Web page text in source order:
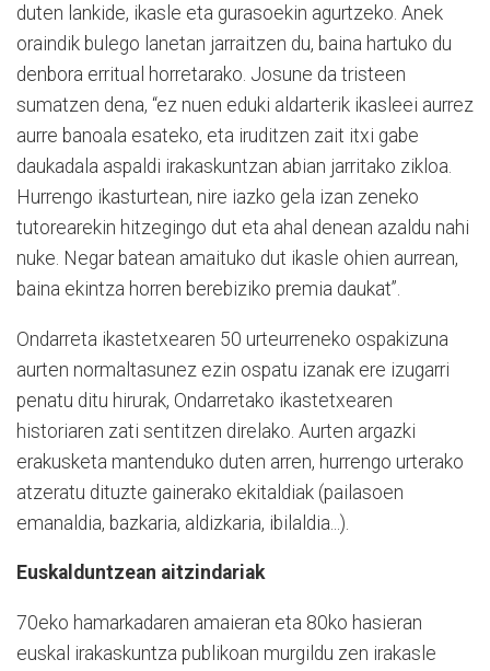
duten lankide, ikasle eta gurasoekin agurtzeko. Anek
oraindik bulego lanetan jarraitzen du, baina hartuko du
denbora erritual horretarako. Josune da tristeen
sumatzen dena, “ez nuen eduki aldarterik ikasleei aurrez
aurre banoala esateko, eta iruditzen zait itxi gabe
daukadala aspaldi irakaskuntzan abian jarritako zikloa.
Hurrengo ikasturtean, nire iazko gela izan zeneko
tutorearekin hitzegingo dut eta ahal denean azaldu nahi
nuke. Negar batean amaituko dut ikasle ohien aurrean,
baina ekintza horren berebiziko premia daukat”.
Ondarreta ikastetxearen 50 urteurreneko ospakizuna
aurten normaltasunez ezin ospatu izanak ere izugarri
penatu ditu hirurak, Ondarretako ikastetxearen
historiaren zati sentitzen direlako. Aurten argazki
erakusketa mantenduko duten arren, hurrengo urterako
atzeratu dituzte gainerako ekitaldiak (pailasoen
emanaldia, bazkaria, aldizkaria, ibilaldia...).
Euskalduntzean aitzindariak
70eko hamarkadaren amaieran eta 80ko hasieran
euskal irakaskuntza publikoan murgildu zen irakasle